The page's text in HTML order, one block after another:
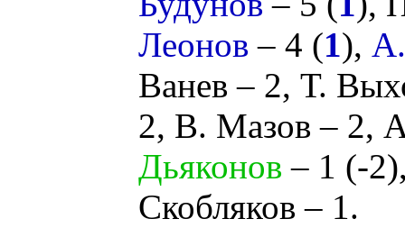
Леонов – 4 (1),
Ванев – 2, Т.
2, В. Мазов – 2,
Дьяконов – 1 (-2
Скобляков – 1.